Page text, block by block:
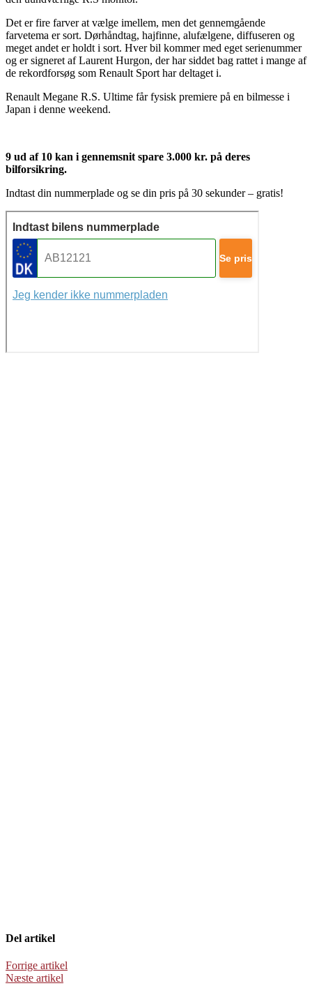
Det er fire farver at vælge imellem, men det gennemgående
farvetema er sort. Dørhåndtag, hajfinne, alufælgene, diffuseren og
meget andet er holdt i sort. Hver bil kommer med eget serienummer
og er signeret af Laurent Hurgon, der har siddet bag rattet i mange af
de rekordforsøg som Renault Sport har deltaget i.
Renault Megane R.S. Ultime får fysisk premiere på en bilmesse i
Japan i denne weekend.
9 ud af 10 kan i gennemsnit spare 3.000 kr. på deres
bilforsikring.
Indtast din nummerplade og se din pris på 30 sekunder – gratis!
Del artikel
Forrige artikel
Næste artikel